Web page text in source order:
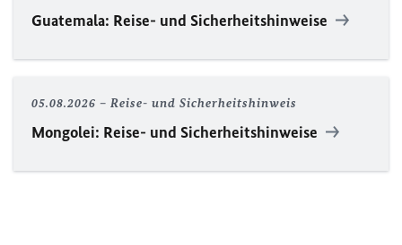
Guatemala: Reise- und Sicherheitshinweise
05.08.2026 Reise- und Sicherheitshinweis
Mongolei: Reise- und Sicherheitshinweise